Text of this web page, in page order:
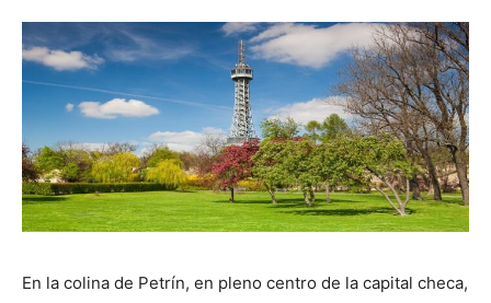
En la colina de Petrín, en pleno centro de la capital checa,